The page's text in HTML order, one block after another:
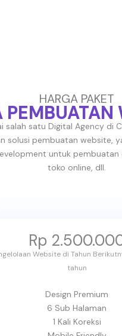
HARGA PAKET
PEMBUATAN
salah satu Digital Agency di
solusi pembuatan website,
untuk
toko online, dll.
Rp
Website di Tahun
tahun
Design Premium
6 Sub Halaman
1 Kali Koreksi